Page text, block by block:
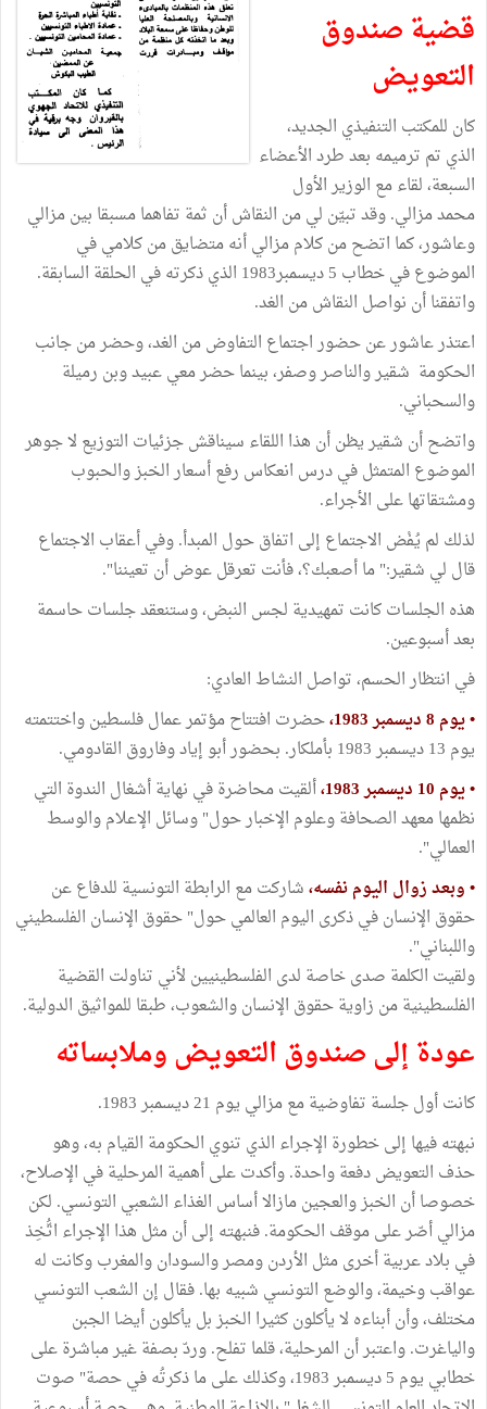
قضية صندوق
التعويض
كان للمكتب التنفيذي الجديد،
الذي تم ترميمه بعد طرد الأعضاء
السبعة، لقاء مع الوزير الأول
محمد مزالي. وقد تبيّن لي من النقاش أن ثمة تفاهما مسبقا بين مزالي
وعاشور، كما اتضح من كلام مزالي أنه متضايق من كلامي في
الموضوع في خطاب 5 ديسمبر1983 الذي ذكرته في الحلقة السابقة.
واتفقنا أن نواصل النقاش من الغد.
اعتذر عاشور عن حضور اجتماع التفاوض من الغد، وحضر من جانب
الحكومة شقير والناصر وصفر، بينما حضر معي عبيد وبن رميلة
والسحباني.
واتضح أن شقير يظن أن هذا اللقاء سيناقش جزئيات التوزيع لا جوهر
الموضوع المتمثل في درس انعكاس رفع أسعار الخبز والحبوب
ومشتقاتها على الأجراء.
لذلك لم يُفْض الاجتماع إلى اتفاق حول المبدأ. وفي أعقاب الاجتماع
قال لي شقير:" ما أصعبك؟، فأنت تعرقل عوض أن تعيننا".
هذه الجلسات كانت تمهيدية لجس النبض، وستنعقد جلسات حاسمة
بعد أسبوعين.
في انتظار الحسم، تواصل النشاط العادي:
• يوم 8 ديسمبر 1983،
حضرت افتتاح مؤتمر عمال فلسطين واختتمته
يوم 13 ديسمبر 1983 بأملكار. بحضور أبو إياد وفاروق القادومي.
• يوم 10 ديسمبر 1983،
ألقيت محاضرة في نهاية أشغال الندوة التي
نظمها معهد الصحافة وعلوم الإخبار حول" وسائل الإعلام والوسط
العمالي".
• وبعد زوال اليوم نفسه،شاركت مع الرابطة التونسية للدفاع عن
حقوق الإنسان في ذكرى اليوم العالمي حول" حقوق الإنسان الفلسطيني
واللبناني".
ولقيت الكلمة صدى خاصة لدى الفلسطينيين لأني تناولت القضية
الفلسطينية من زاوية حقوق الإنسان والشعوب، طبقا للمواثيق الدولية.
عودة إلى صندوق التعويض وملابساته
كانت أول جلسة تفاوضية مع مزالي يوم 21 ديسمبر 1983.
نبهته فيها إلى خطورة الإجراء الذي تنوي الحكومة القيام به، وهو
حذف التعويض دفعة واحدة. وأكدت على أهمية المرحلية في الإصلاح،
خصوصا أن الخبز والعجين مازالا أساس الغذاء الشعبي التونسي. لكن
مزالي أصّر على موقف الحكومة. فنبهته إلى أن مثل هذا الإجراء اتُّخِذ
في بلاد عربية أخرى مثل الأردن ومصر والسودان والمغرب وكانت له
عواقب وخيمة، والوضع التونسي شبيه بها. فقال إن الشعب التونسي
مختلف، وأن أبناءه لا يأكلون كثيرا الخبز بل يأكلون أيضا الجبن
والياغرت. واعتبر أن المرحلية، قلما تفلح. وردّ بصفة غير مباشرة على
خطابي يوم 5 ديسمبر 1983، وكذلك على ما ذكرتُه في حصة" صوت